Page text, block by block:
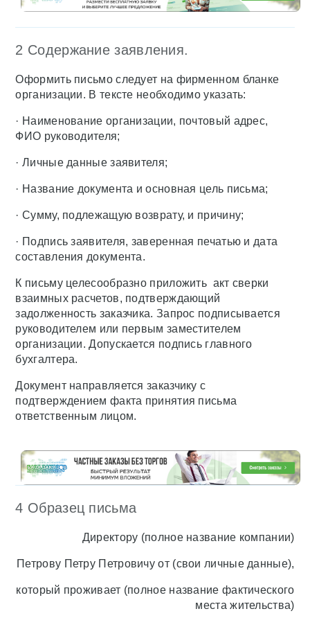
2 Содержание заявления.
Оформить письмо следует на фирменном бланке
организации. В тексте необходимо указать:
· Наименование организации, почтовый адрес,
ФИО руководителя;
· Личные данные заявителя;
· Название документа и основная цель письма;
· Сумму, подлежащую возврату, и причину;
· Подпись заявителя, заверенная печатью и дата
составления документа.
К письму целесообразно приложить акт сверки
взаимных расчетов, подтверждающий
задолженность заказчика. Запрос подписывается
руководителем или первым заместителем
организации. Допускается подпись главного
бухгалтера.
Документ направляется заказчику с
подтверждением факта принятия письма
ответственным лицом.
4 Образец письма
Директору (полное название компании)
Петрову Петру Петровичу от (свои личные данные),
который проживает (полное название фактического
места жительства)